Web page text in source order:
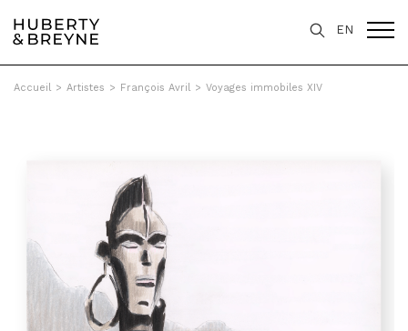
EN
Accueil > Artistes > François Avril > Voyages immobiles XIV